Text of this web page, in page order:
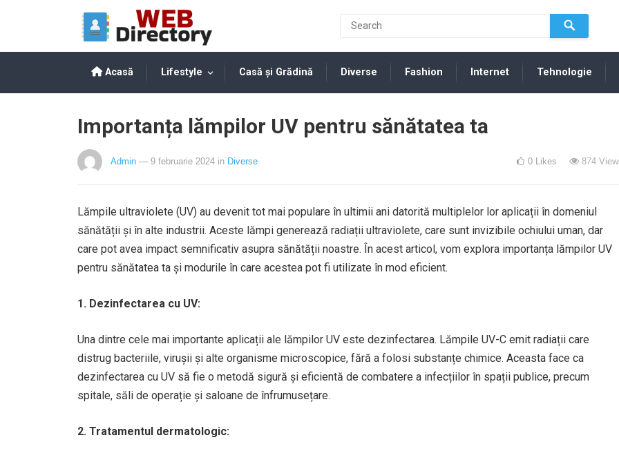
Acasă Lifestyle Casă și Grădină Diverse Fashion Internet Tehnologie
Importanța lămpilor UV pentru sănătatea ta
Admin — 9 februarie 2024 in Diverse 0 Likes 874
Lămpile ultraviolete (UV) au devenit tot mai populare în ultimii ani datorită multiplelor lor aplicații în domeniul
sănătății și în alte industrii. Aceste lămpi generează radiații ultraviolete, care sunt invizibile ochiului uman, dar
care pot avea impact semnificativ asupra sănătății noastre. În acest articol, vom explora importanța lămpilor UV
pentru sănătatea ta și modurile în care acestea pot fi utilizate în mod eficient.
1. Dezinfectarea cu UV:
Una dintre cele mai importante aplicații ale lămpilor UV este dezinfectarea. Lămpile UV-C emit radiații care
distrug bacteriile, virușii și alte organisme microscopice, fără a folosi substanțe chimice. Aceasta face ca
dezinfectarea cu UV să fie o metodă sigură și eficientă de combatere a infecțiilor în spații publice, precum
spitale, săli de operație și saloane de înfrumusețare.
2. Tratamentul dermatologic: